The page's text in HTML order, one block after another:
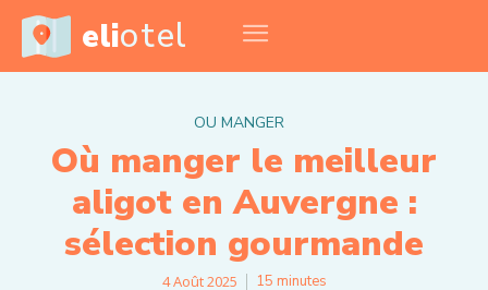
eliotel
OU MANGER
Où manger le meilleur
aligot en Auvergne :
sélection gourmande
4 Août 2025 15 minutes